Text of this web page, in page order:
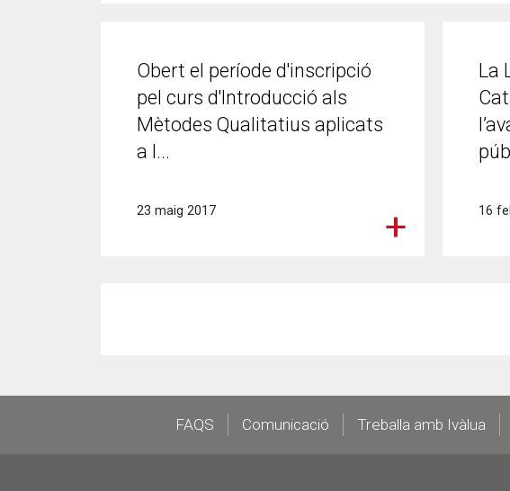
Obert el període d'inscripció
pel curs d'Introducció als
Mètodes Qualitatius aplicats
a l...
23 maig 2017
La
16
FooterFAQS Comunicació Treballa amb Ivàlua